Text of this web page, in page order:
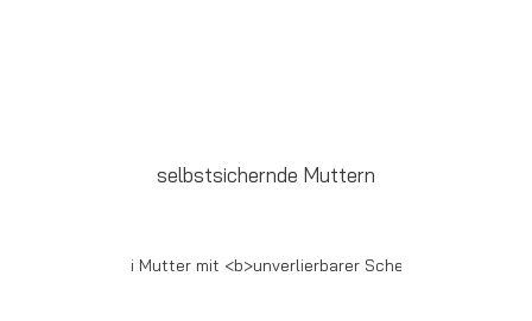
selbstsichernde Muttern